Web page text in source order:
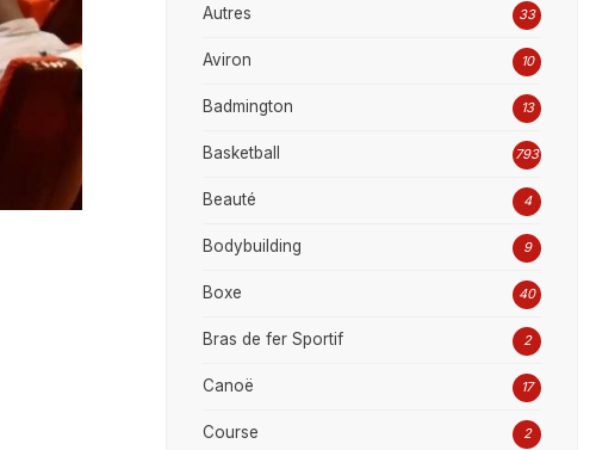
Autres 33
Aviron 10
Badmington 13
Basketball 793
Beauté 4
Bodybuilding 9
Boxe 40
Bras de fer Sportif 2
Canoë 17
Course 2